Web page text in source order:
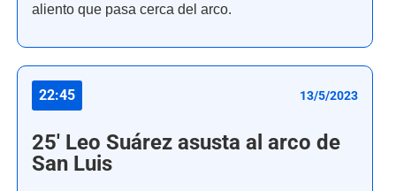
aliento que pasa cerca del arco.
22:45 13/5/2023
25' Leo Suárez asusta al arco de
San Luis